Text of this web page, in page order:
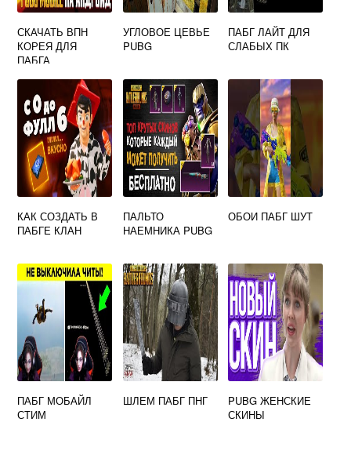
СКАЧАТЬ ВПН
КОРЕЯ ДЛЯ
ПАБГА
УГЛОВОЕ ЦЕВЬЕ
PUBG
ПАБГ ЛАЙТ ДЛЯ
СЛАБЫХ ПК
КАК СОЗДАТЬ В
ПАБГЕ КЛАН
ПАЛЬТО
НАЕМНИКА PUBG
ОБОИ ПАБГ ШУТ
ПАБГ МОБАЙЛ
СТИМ
ШЛЕМ ПАБГ ПНГ
PUBG ЖЕНСКИЕ
СКИНЫ